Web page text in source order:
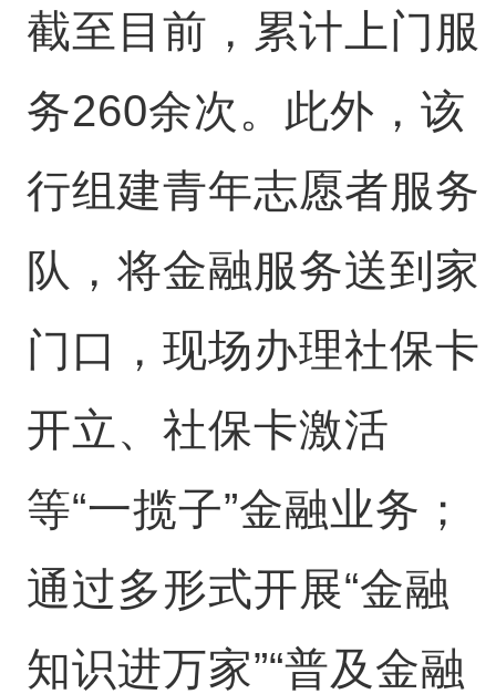
截至目前，累计上门服
务260余次。此外，该
行组建青年志愿者服务
队，将金融服务送到家
门口，现场办理社保卡
开立、社保卡激活
等“一揽子”金融业务；
通过多形式开展“金融
知识进万家”“普及金融